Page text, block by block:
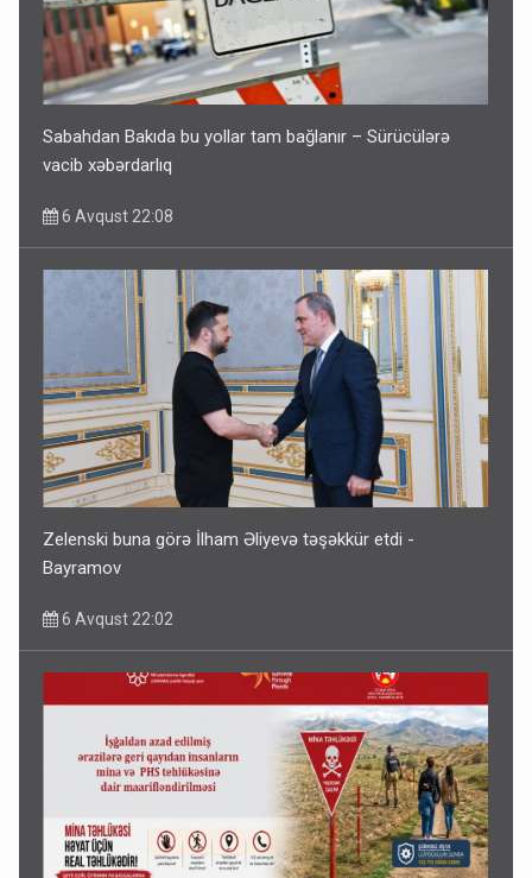
Sabahdan Bakıda bu yollar tam bağlanır – Sürücülərə
vacib xəbərdarlıq
6 Avqust 22:08
Zelenski buna görə İlham Əliyevə təşəkkür etdi -
Bayramov
6 Avqust 22:02